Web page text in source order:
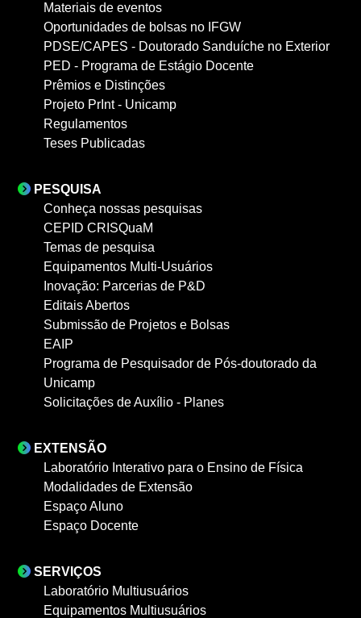
Materiais de eventos
Oportunidades de bolsas no IFGW
PDSE/CAPES - Doutorado Sanduíche no Exterior
PED - Programa de Estágio Docente
Prêmios e Distinções
Projeto PrInt - Unicamp
Regulamentos
Teses Publicadas
PESQUISA
Conheça nossas pesquisas
CEPID CRISQuaM
Temas de pesquisa
Equipamentos Multi-Usuários
Inovação: Parcerias de P&D
Editais Abertos
Submissão de Projetos e Bolsas
EAIP
Programa de Pesquisador de Pós-doutorado da
Unicamp
Solicitações de Auxílio - Planes
EXTENSÃO
Laboratório Interativo para o Ensino de Física
Modalidades de Extensão
Espaço Aluno
Espaço Docente
SERVIÇOS
Laboratório Multiusuários
Equipamentos Multiusuários